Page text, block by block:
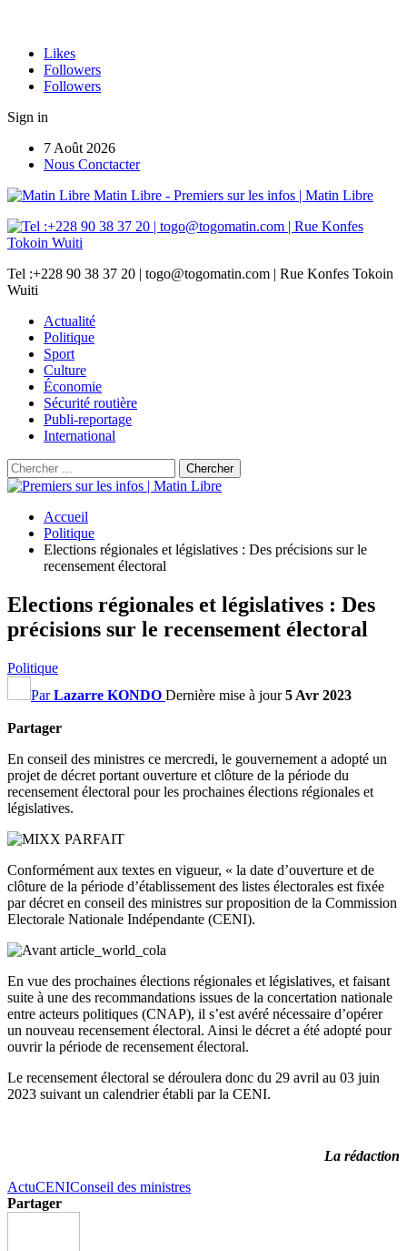
Likes
Followers
Followers
Sign in
7 Août 2026
Nous Conctacter
Matin Libre - Premiers sur les infos | Matin Libre
Tel :+228 90 38 37 20 | togo@togomatin.com | Rue Konfes Tokoin
Wuiti
Actualité
Politique
Sport
Culture
Économie
Sécurité routière
Publi-reportage
International
Accueil
Politique
Elections régionales et législatives : Des précisions sur le
recensement électoral
Elections régionales et législatives : Des
précisions sur le recensement électoral
Politique
ParLazarre KONDO Dernière mise à jour5 Avr 2023
Partager
En conseil des ministres ce mercredi, le gouvernement a adopté un
projet de décret portant ouverture et clôture de la période du
recensement électoral pour les prochaines élections régionales et
législatives.
Conformément aux textes en vigueur, « la date d’ouverture et de
clôture de la période d’établissement des listes électorales est fixée
par décret en conseil des ministres sur proposition de la Commission
Electorale Nationale Indépendante (CENI).
En vue des prochaines élections régionales et législatives, et faisant
suite à une des recommandations issues de la concertation nationale
entre acteurs politiques (CNAP), il s’est avéré nécessaire d’opérer
un nouveau recensement électoral. Ainsi le décret a été adopté pour
ouvrir la période de recensement électoral.
Le recensement électoral se déroulera donc du 29 avril au 03 juin
2023 suivant un calendrier établi par la CENI.
La rédaction
ActuCENIConseil des ministres
Partager